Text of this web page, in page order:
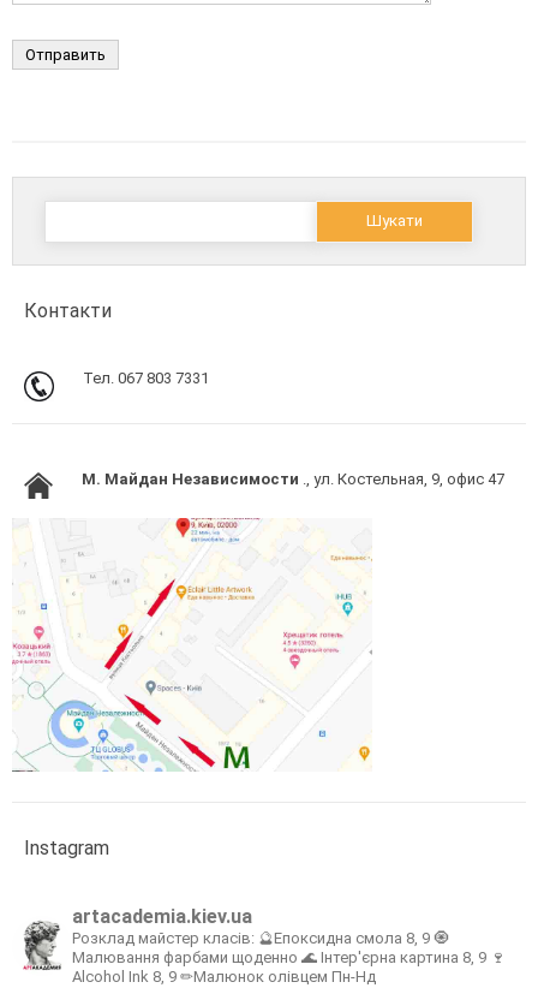
Пошук:
Контакти
Тел. 067 803 7331
M. Майдан Независимости ., ул. Костельная, 9, офис 47
Instagram
artacademia.kiev.ua
Розклад майстер класів: 🔮Епоксидна смола 8, 9 🧿
Малювання фарбами щоденно 🌊 Інтер'єрна картина 8, 9 🍷
Alcohol Ink 8, 9 ✏Малюнок олівцем Пн-Нд